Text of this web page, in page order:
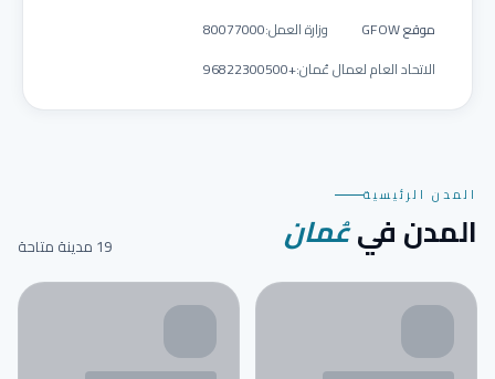
موقع GFOW وزارة العمل:
80077000
الاتحاد العام لعمال عُمان:
+96822300500
المدن الرئيسية
المدن فيعُمان 19 مدينة متاحة